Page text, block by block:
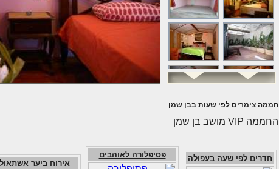
חממה צימרים לפי שעות בבן שמן
החממה VIP מושב בן שמן
חדרים לפי שעה בעפולה פסיפלורה לאוהבים
אירוח ביער אשתאול